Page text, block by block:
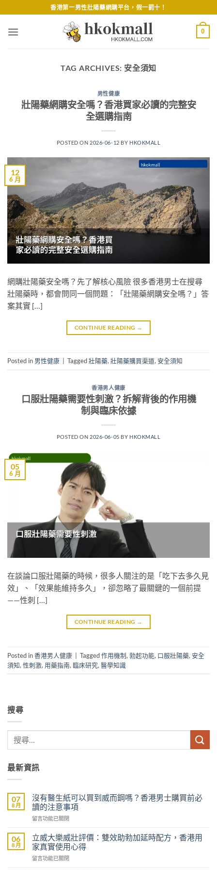
to
content
香港第一男性壯陽藥網購平台，假一罰十！
0
TAG ARCHIVES: 安全須知
男性健康
壯陽藥網購安全嗎？香港買家必讀的完整安
全選購指南
POSTED ON 2026-06-12 BY HKOKMALL
12
6 月
網購壯陽藥安全嗎？先了解核心風險 很多香港男士在搜尋
壯陽藥時，都會問同一個問題：「壯陽藥網購安全嗎？」答
案其實 […]
CONTINUE READING →
Posted in 男性健康 Tagged壯陽藥,壯陽藥購買渠道,安全須知
香港男人健康
口服壯陽藥需要性刺激？拆解背後的作用機
制與臨床依據
POSTED ON 2026-06-05 BY HKOKMALL
05
6 月
在談論口服壯陽藥的時候，很多人關注的是「吃下去多久見
效」、「效果能維持多久」，卻忽略了最關鍵的一個前提
——性刺 […]
CONTINUE READING →
Posted in香港男人健康 Tagged作用機制, 勃起功能, 口服壯陽藥, 安全
須知, 性刺激, 用藥指南, 臨床研究, 醫學知識
搜尋
最新資訊
07
8 月
沒有醫生紙可以買到威而鋼嗎？香港男士購買前必
讀的注意事項
在
有
醫
生
紙
留言功能已關閉
06
8 月
立威大樂威壯評價：雙效助勃加延時配方，香港用
家真實使用心得
在
留言功能已關閉